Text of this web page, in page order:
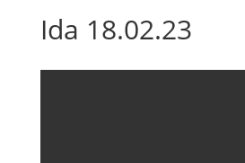
Ida 18.02.23